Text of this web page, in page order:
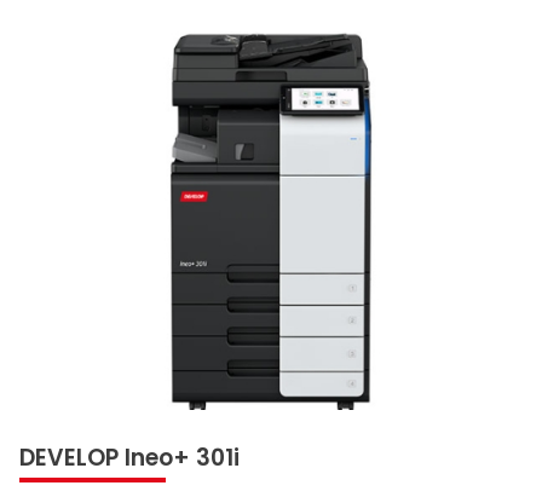
DEVELOP Ineo+ 301i